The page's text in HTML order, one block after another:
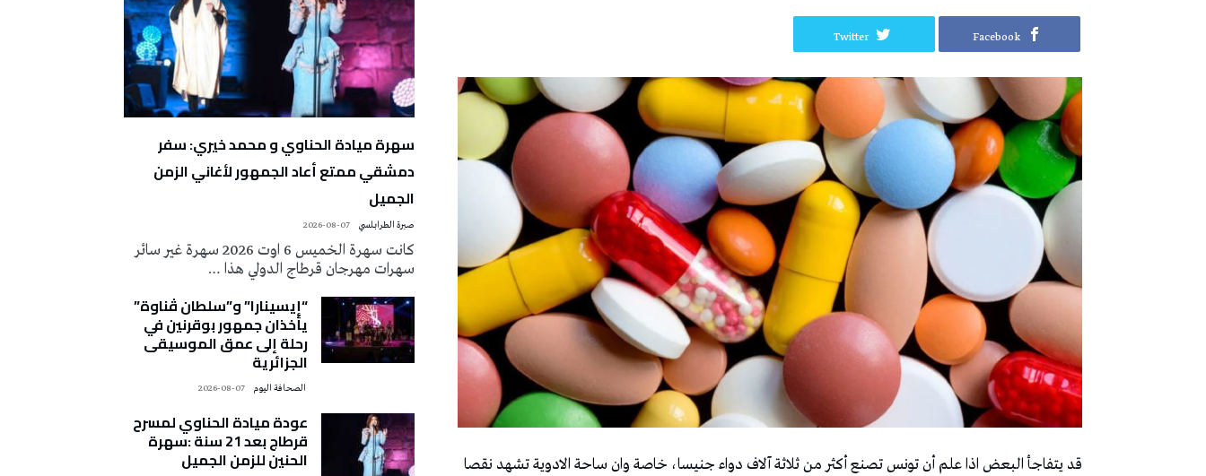
Facebook
Twitter
قد يتفاجأ البعض اذا علم أن تونس تصنع أكثر من ثلاثة آلاف دواء جنيسا، خاصة وان ساحة الادوية تشهد نقصا
سهرة ميادة الحناوي و محمد خيري: سفر
دمشقي ممتع أعاد الجمهور لأغاني الزمن
الجميل
صبرة الطرابلسي 2026-08-07
كانت سهرة الخميس 6 اوت 2026 سهرة غير سائر
سهرات مهرجان قرطاج الدولي هذا …
“إيسينارا” و”سلطان ڤناوة”
يأخذان جمهور بوقرنين في
رحلة إلى عمق الموسيقى
الجزائرية
2026-08-07
عودة ميادة الحناوي لمسرح
قرطاج بعد 21 سنة :سهرة
الحنين للزمن الجميل